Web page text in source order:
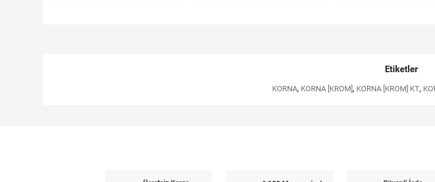
Etiketler
KORNA, KORNA [KROM] , KORNA [KROM] KT,